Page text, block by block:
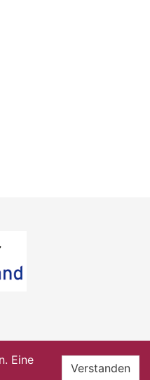
Eine
Verstanden